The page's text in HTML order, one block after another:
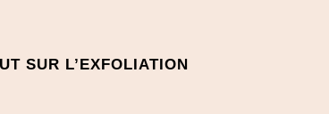
SUR L’EXFOLIATION